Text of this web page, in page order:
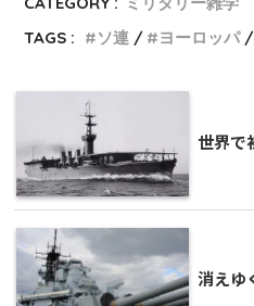
TAGS :
ソ連 ヨーロッパ
世界で
消えゆ